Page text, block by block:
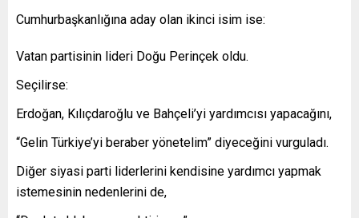
Cumhurbaşkanlığına aday olan ikinci isim ise:
Vatan partisinin lideri Doğu Perinçek oldu.
Seçilirse:
Erdoğan, Kılıçdaroğlu ve Bahçeli’yi yardımcısı yapacağını,
“Gelin Türkiye’yi beraber yönetelim” diyeceğini vurguladı.
Diğer siyasi parti liderlerini kendisine yardımcı yapmak
istemesinin nedenlerini de,